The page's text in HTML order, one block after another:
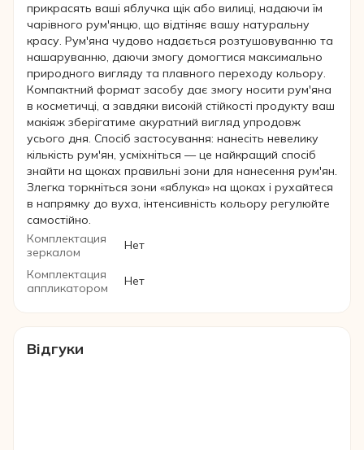
прикрасять ваші яблучка щік або вилиці, надаючи їм
чарівного рум'янцю, що відтіняє вашу натуральну
красу. Рум'яна чудово надається розтушовуванню та
нашаруванню, даючи змогу домогтися максимально
природного вигляду та плавного переходу кольору.
Компактний формат засобу дає змогу носити рум'яна
в косметичці, а завдяки високій стійкості продукту ваш
макіяж зберігатиме акуратний вигляд упродовж
усього дня. Спосіб застосування: нанесіть невелику
кількість рум'ян, усміхніться — це найкращий спосіб
знайти на щоках правильні зони для нанесення рум'ян.
Злегка торкніться зони «яблука» на щоках і рухайтеся
в напрямку до вуха, інтенсивність кольору регулюйте
самостійно.
Комплектация
зеркалом
Нет
Комплектация
аппликатором
Нет
Відгуки